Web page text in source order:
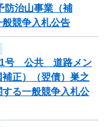
防治山事業（補
競争入札公告
01号 公共 道路メン
正）（翌債）巣之
る一般競争入札公